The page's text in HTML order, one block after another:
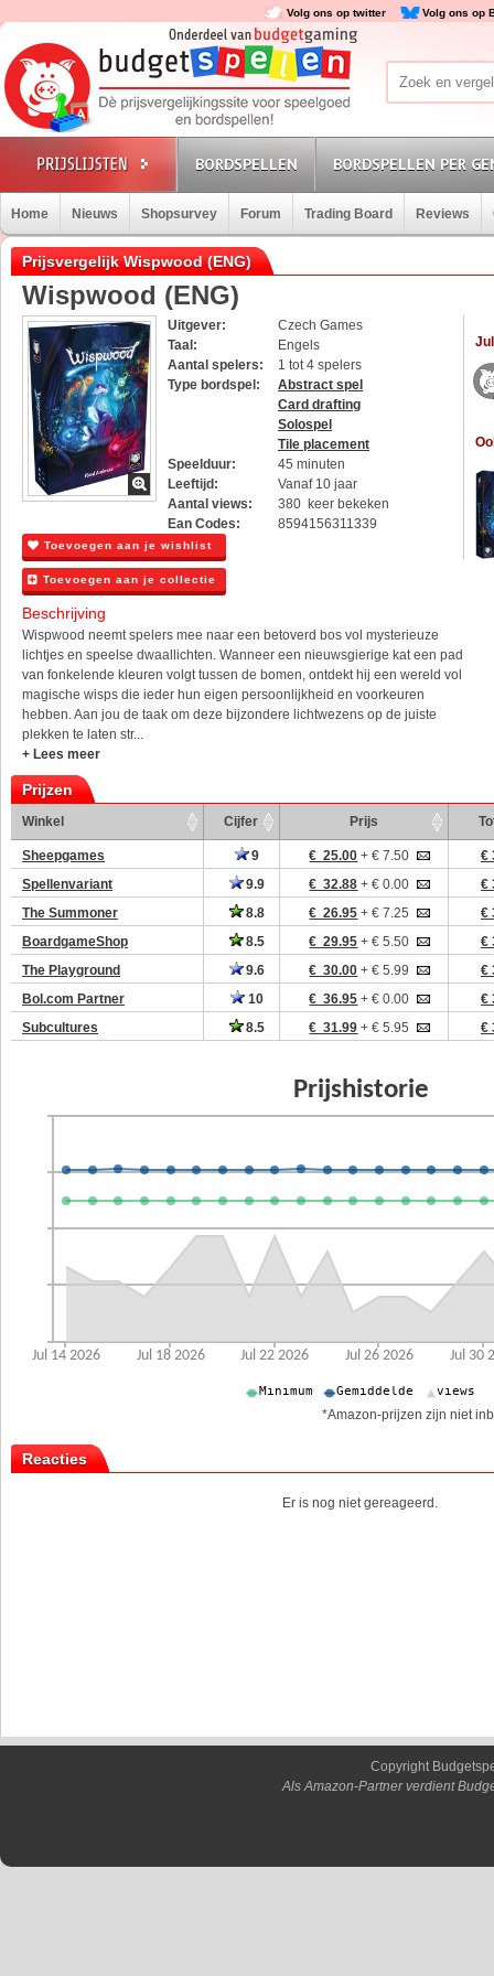
Volg ons op twitter Volg ons op
BORDSPELLEN BORDSPELLEN PER
Home Nieuws Shopsurvey Forum Trading Board Reviews
Prijsvergelijk Wispwood (ENG)
Wispwood (ENG)
Uitgever:
Czech Games
Taal:
Engels
Aantal spelers:
1 tot 4 spelers
Type bordspel:
Abstract spel
Card drafting
Solospel
Tile placement
Speelduur:
45 minuten
Leeftijd:
Vanaf 10 jaar
Aantal views:
380 keer bekeken
Ean Codes:
8594156311339
Toevoegen aan je wishlist
Toevoegen aan je collectie
Beschrijving
Wispwood neemt spelers mee naar een betoverd bos vol mysterieuze
lichtjes en speelse dwaallichten. Wanneer een nieuwsgierige kat een pad
van fonkelende kleuren volgt tussen de bomen, ontdekt hij een wereld vol
magische wisps die ieder hun eigen persoonlijkheid en voorkeuren
hebben. Aan jou de taak om deze bijzondere lichtwezens op de juiste
plekken te laten str...
+ Lees meer
Prijzen
Winkel Cijfer Prijs
Sheepgames 9 € 25.00 + € 7.50
€
Spellenvariant
9.9 € 32.88 + € 0.00
€
The Summoner
8.8 € 26.95 + € 7.25
€
BoardgameShop
8.5 € 29.95 + € 5.50
€
The Playground
9.6 € 30.00 + € 5.99
€
Bol.com Partner
10 € 36.95 + € 0.00
€
Subcultures
8.5 € 31.99 + € 5.95 €
*Amazon-prijzen zijn niet
Reacties
Er is nog niet gereageerd.
Copyright
Als Amazon-Partner verdient